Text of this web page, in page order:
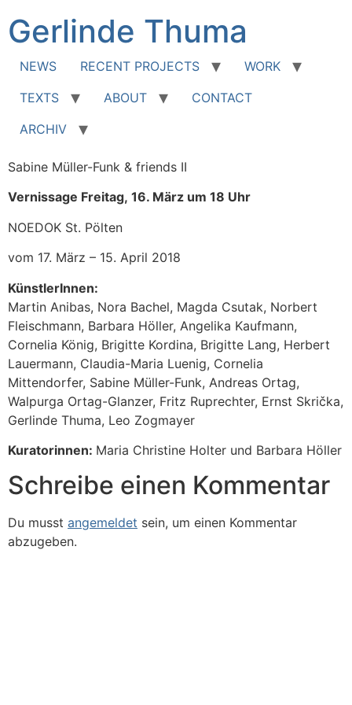
Inhalt
springen
Gerlinde Thuma
NEWS RECENT PROJECTS
WORK
TEXTS
ABOUT
CONTACT
ARCHIV
Sabine Müller-Funk & friends II
Vernissage Freitag, 16. März um 18 Uhr
NOEDOK St. Pölten
vom 17. März – 15. April 2018
KünstlerInnen:
Martin Anibas, Nora Bachel, Magda Csutak, Norbert
Fleischmann, Barbara Höller, Angelika Kaufmann,
Cornelia König, Brigitte Kordina, Brigitte Lang, Herbert
Lauermann, Claudia-Maria Luenig, Cornelia
Mittendorfer, Sabine Müller-Funk, Andreas Ortag,
Walpurga Ortag-Glanzer, Fritz Ruprechter, Ernst Skrička,
Gerlinde Thuma, Leo Zogmayer
Kuratorinnen: Maria Christine Holter und Barbara Höller
Schreibe einen Kommentar
Du musst angemeldet sein, um einen Kommentar
abzugeben.